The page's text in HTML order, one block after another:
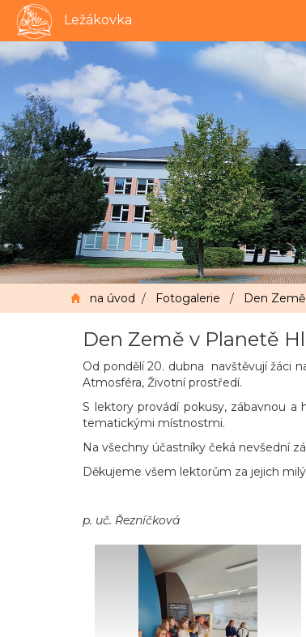
Ležákovka
na úvod / Fotogalerie / Den
Den Země v Planetě
Od pondělí 20. dubna navštěvují žáci
Atmosféra, Životní prostředí.
S lektory provádí pokusy, zábavnou
tematickými místnostmi.
Na všechny účastníky čeká nevšední
Děkujeme všem lektorům za jejich
p. uč. Řezníčková